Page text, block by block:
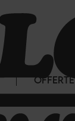
OFFERTE